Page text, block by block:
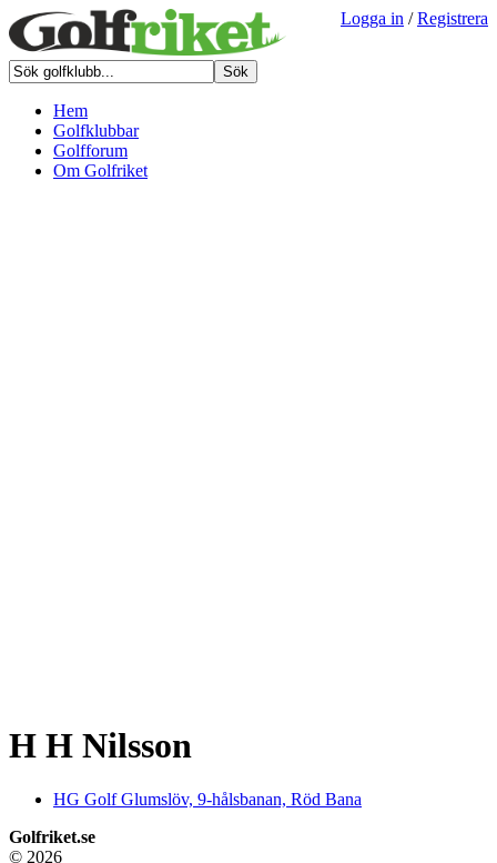
Logga in /Registrera
Hem
Golfklubbar
Golfforum
Om Golfriket
H H Nilsson
HG Golf Glumslöv, 9-hålsbanan, Röd Bana
Golfriket.se
© 2026